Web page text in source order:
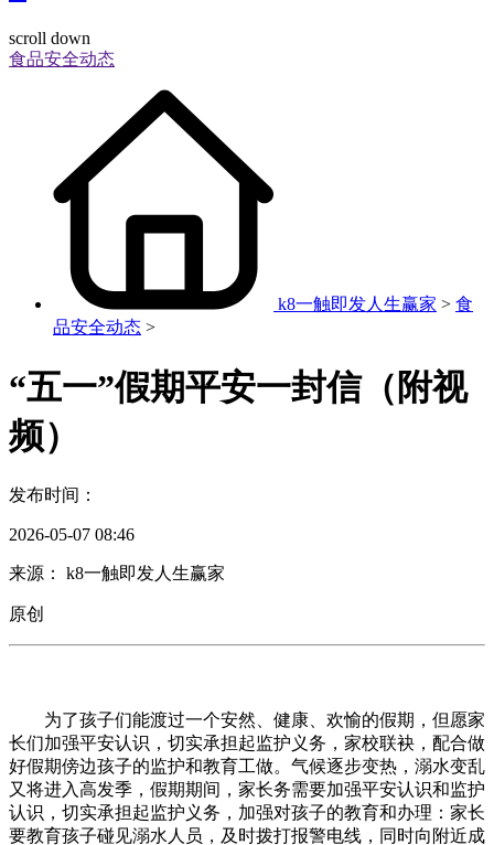
scroll down
食品安全动态
k8一触即发人生赢家 > 食
品安全动态 >
“五一”假期平安一封信（附视
频）
发布时间：
2026-05-07 08:46
来源： k8一触即发人生赢家
原创
为了孩子们能渡过一个安然、健康、欢愉的假期，但愿家
长们加强平安认识，切实承担起监护义务，家校联袂，配合做
好假期傍边孩子的监护和教育工做。气候逐步变热，溺水变乱
又将进入高发季，假期期间，家长务需要加强平安认识和监护
认识，切实承担起监护义务，加强对孩子的教育和办理：家长
要教育孩子碰见溺水人员，及时拨打报警电线，同时向附近成